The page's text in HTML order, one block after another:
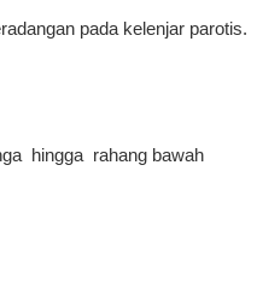
pada kelenjar parotis.
hingga rahang bawah